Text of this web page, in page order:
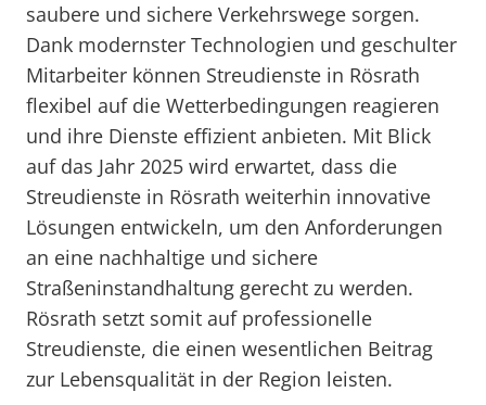
saubere und sichere Verkehrswege sorgen.
Dank modernster Technologien und geschulter
Mitarbeiter können Streudienste in Rösrath
flexibel auf die Wetterbedingungen reagieren
und ihre Dienste effizient anbieten. Mit Blick
auf das Jahr 2025 wird erwartet, dass die
Streudienste in Rösrath weiterhin innovative
Lösungen entwickeln, um den Anforderungen
an eine nachhaltige und sichere
Straßeninstandhaltung gerecht zu werden.
Rösrath setzt somit auf professionelle
Streudienste, die einen wesentlichen Beitrag
zur Lebensqualität in der Region leisten.